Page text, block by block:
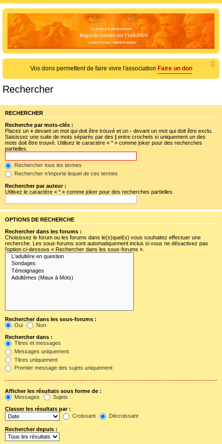
c
e
r
Vos dons permettent de faire vivre l'association Faire un don
Rechercher
RECHERCHER
Recherche par mots-clés :
Placez un + devant un mot qui doit être trouvé et un - devant un mot qui doit être exclu.
Saisissez une suite de mots séparés par des
entre crochets si uniquement un des
mots doit être trouvé. Utilisez le caractère « * » comme joker pour des recherches
partielles.
Rechercher tous les termes
Rechercher n’importe lequel de ces termes
Rechercher par auteur :
Utilisez le caractère « * » comme joker pour des recherches partielles.
OPTIONS DE RECHERCHE
Rechercher dans les forums :
Choisissez le forum ou les forums dans le(s)quel(s) vous souhaitez effectuer une
recherche. Les sous-forums sont automatiquement inclus si vous ne désactivez pas
l’option ci-dessous « Rechercher dans les sous-forums ».
Rechercher dans les sous-forums :
Oui
Non
Rechercher dans :
Titres et messages
Messages uniquement
Titres uniquement
Premier message des sujets uniquement
Afficher les résultats sous forme de :
Messages
Sujets
Classer les résultats par :
Croissant
Décroissant
Rechercher depuis :